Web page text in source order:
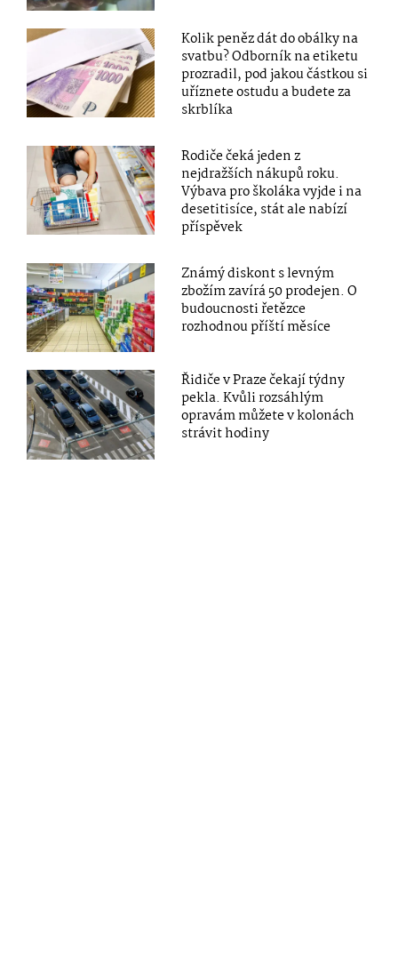
Kolik peněz dát do obálky na
svatbu? Odborník na etiketu
prozradil, pod jakou částkou si
uříznete ostudu a budete za
skrblíka
Rodiče čeká jeden z
nejdražších nákupů roku.
Výbava pro školáka vyjde i na
desetitisíce, stát ale nabízí
příspěvek
Známý diskont s levným
zbožím zavírá 50 prodejen. O
budoucnosti řetězce
rozhodnou příští měsíce
Řidiče v Praze čekají týdny
pekla. Kvůli rozsáhlým
opravám můžete v kolonách
strávit hodiny